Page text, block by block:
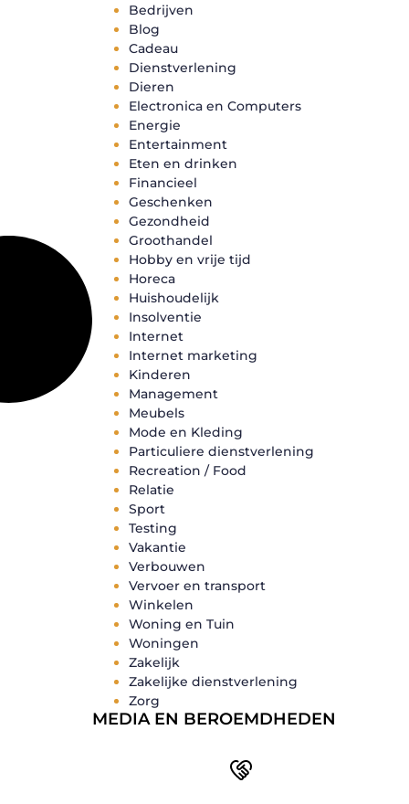
Bedrijven
Blog
Cadeau
Dienstverlening
Dieren
Electronica en Computers
Energie
Entertainment
Eten en drinken
Financieel
Geschenken
Gezondheid
Groothandel
Hobby en vrije tijd
Horeca
Huishoudelijk
Insolventie
Internet
Internet marketing
Kinderen
Management
Meubels
Mode en Kleding
Particuliere dienstverlening
Recreation / Food
Relatie
Sport
Testing
Vakantie
Verbouwen
Vervoer en transport
Winkelen
Woning en Tuin
Woningen
Zakelijk
Zakelijke dienstverlening
Zorg
MEDIA EN BEROEMDHEDEN